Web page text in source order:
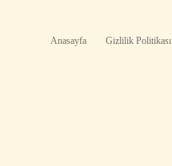
Anasayfa Gizlilik Politikası